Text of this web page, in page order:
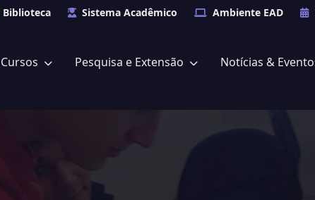
Biblioteca Sistema Acadêmico Ambiente EAD
Cursos Pesquisa e Extensão Notícias &